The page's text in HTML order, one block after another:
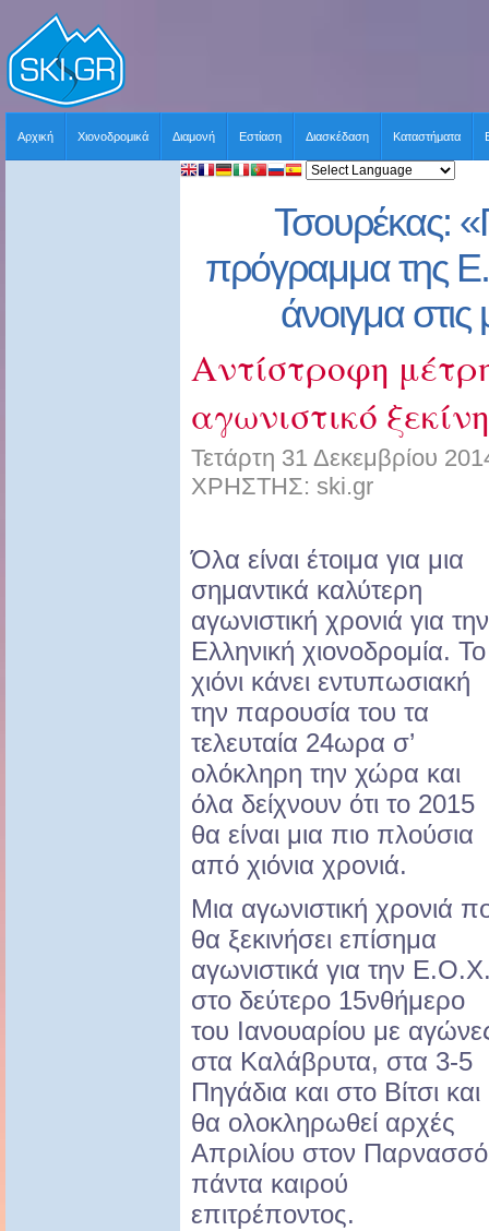
Αρχική Χιονοδρομικά Διαμονή Εστίαση Διασκέδαση Καταστήματα
Τσουρέκας:
πρόγραμμα της
άνοιγμα στις
Αντίστροφη
αγωνιστικό
Τετάρτη 31 Δεκεμβρίου
ΧΡΗΣΤΗΣ: ski.gr
Όλα είναι έτοιμα για μια
σημαντικά καλύτερη
αγωνιστική χρονιά για την
Ελληνική χιονοδρομία. Το
χιόνι κάνει εντυπωσιακή
την παρουσία του τα
τελευταία 24ωρα σ’
ολόκληρη την χώρα και
όλα δείχνουν ότι το 2015
θα είναι μια πιο πλούσια
από χιόνια χρονιά.
Μια αγωνιστική χρονιά
θα ξεκινήσει επίσημα
αγωνιστικά για την
στο δεύτερο 15νθήμερο
του Ιανουαρίου με
στα Καλάβρυτα, στα 3-5
Πηγάδια και στο Βίτσι και
θα ολοκληρωθεί αρχές
Απριλίου στον
πάντα καιρού
επιτρέποντος.